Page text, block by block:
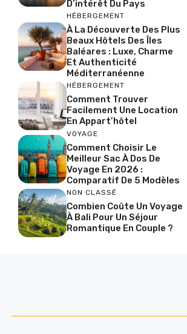
D’intérêt Du Pays
HÉBERGEMENT
À La Découverte Des Plus
Beaux Hôtels Des Îles
Baléares : Luxe, Charme
Et Authenticité
Méditerranéenne
HÉBERGEMENT
Comment Trouver
Facilement Une Location
En Appart’hôtel
VOYAGE
Comment Choisir Le
Meilleur Sac À Dos De
Voyage En 2026 :
Comparatif De 5 Modèles
NON CLASSÉ
Combien Coûte Un Voyage
À Bali Pour Un Séjour
Romantique En Couple ?